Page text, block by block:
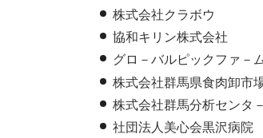
株式会社クラボウ
協和キリン株式会社
グロ－バルピックファ－
株式会社群馬県食肉卸市
株式会社群馬分析センタ－
社団法人美心会黒沢病院